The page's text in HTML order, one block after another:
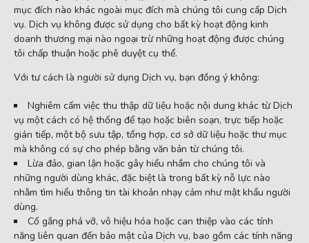
mục đích nào khác ngoài mục đích mà chúng tôi cung cấp Dịch
vụ. Dịch vụ không được sử dụng cho bất kỳ hoạt động kinh
doanh thương mại nào ngoại trừ những hoạt động được chúng
tôi chấp thuận hoặc phê duyệt cụ thể.
Với tư cách là người sử dụng Dịch vụ, bạn đồng ý không:
Nghiêm cấm việc thu thập dữ liệu hoặc nội dung khác từ Dịch
vụ một cách có hệ thống để tạo hoặc biên soạn, trực tiếp hoặc
gián tiếp, một bộ sưu tập, tổng hợp, cơ sở dữ liệu hoặc thư mục
mà không có sự cho phép bằng văn bản từ chúng tôi.
Lừa đảo, gian lận hoặc gây hiểu nhầm cho chúng tôi và
những người dùng khác, đặc biệt là trong bất kỳ nỗ lực nào
nhằm tìm hiểu thông tin tài khoản nhạy cảm như mật khẩu người
dùng.
Cố gắng phá vỡ, vô hiệu hóa hoặc can thiệp vào các tính
năng liên quan đến bảo mật của Dịch vụ, bao gồm các tính năng